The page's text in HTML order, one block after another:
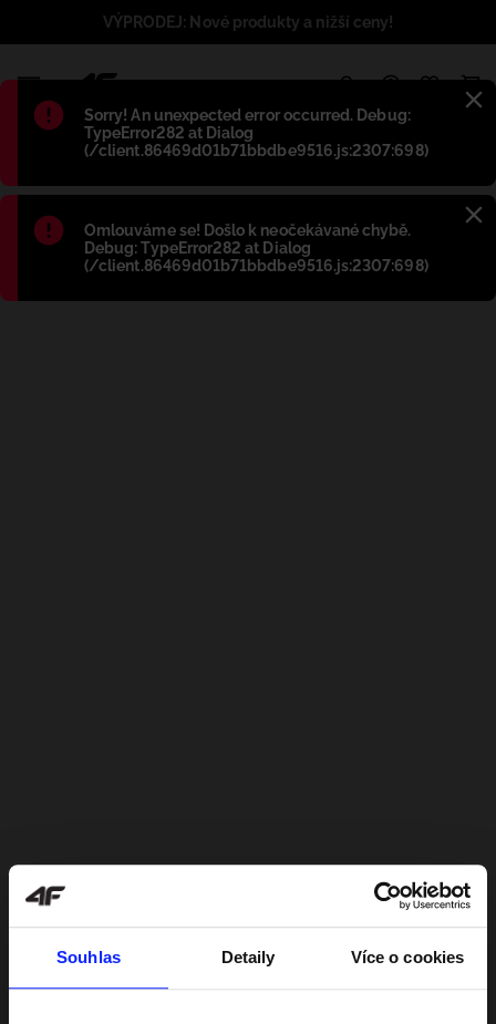
Souhlas Detaily Více o cookies
Błąd:
Sorry! An unexpected error occurred. Debug:
TypeError282 at Dialog
(/client.86469d01b71bbdbe9516.js:2307:698)
Błąd:
Omlouváme se! Došlo k neočekávané chybě.
Debug: TypeError282 at Dialog
(/client.86469d01b71bbdbe9516.js:2307:698)
VÝPRODEJ: Nové produkty a nižší ceny!